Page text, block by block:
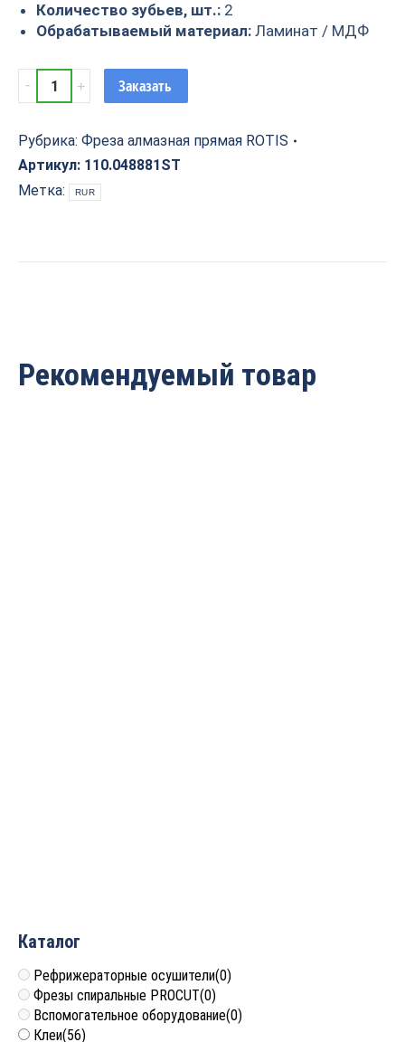
Количество зубьев, шт.: 2
Обрабатываемый материал: Ламинат / МДФ
Фреза
алмазная
D4*H14*L62*Z1
Rotis
S=8
110.048881ST
Заказать
Рубрика: Фреза алмазная прямая ROTIS
Артикул: 110.048881ST
Метка:
RUR
Рекомендуемый товар
Каталог
Рефрижераторные осушители(0)
Фрезы спиральные PROCUT(0)
Вспомогательное оборудование(0)
Клеи(56)